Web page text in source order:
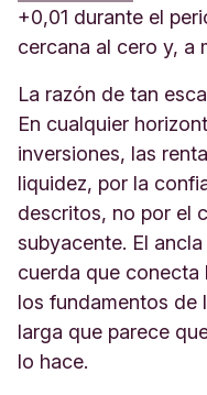
+0,01 durante el
cercana al cero y, a
La razón de tan
En cualquier
inversiones, las
liquidez, por la
descritos, no por el
subyacente. El
cuerda que conecta
los fundamentos de
larga que parece
lo hace.